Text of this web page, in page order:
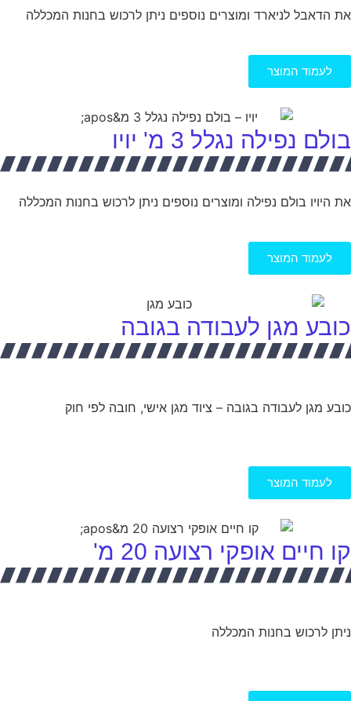
את הדאבל לניארד ומוצרים נוספים ניתן לרכוש בחנות המכללה
לעמוד המוצר
בולם נפילה נגלל 3 מ' יויו
את היויו בולם נפילה ומוצרים נוספים ניתן לרכוש בחנות המכללה
לעמוד המוצר
כובע מגן לעבודה בגובה
כובע מגן לעבודה בגובה – ציוד מגן אישי, חובה לפי חוק
לעמוד המוצר
קו חיים אופקי רצועה 20 מ'
ניתן לרכוש בחנות המכללה